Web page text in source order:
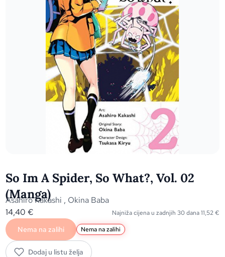
So Im A Spider, So What?, Vol. 02
(Manga)
Asahiro Kakashi , Okina Baba
14,40€ Najniža cijena u zadnjih 30 dana11,52€
Nema na zalihi Nema na zalihi
Dodaj u listu želja